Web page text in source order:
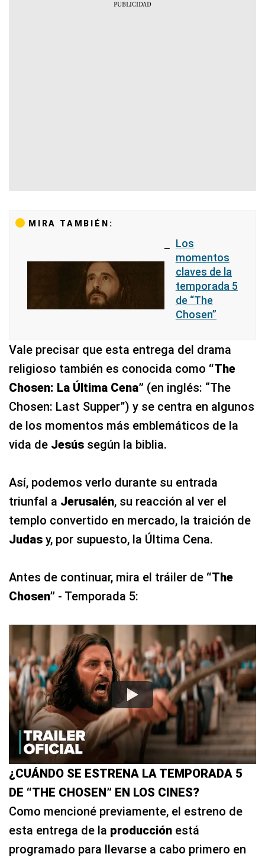
MIRA TAMBIÉN:
Los
momentos
claves de la
temporada 5
de “The
Chosen”
Vale precisar que esta entrega del drama
religioso también es conocida como “The
Chosen: La Última Cena” (en inglés: “The
Chosen: Last Supper”) y se centra en algunos
de los momentos más emblemáticos de la
vida de Jesús según la biblia.
Así, podemos verlo durante su entrada
triunfal a Jerusalén, su reacción al ver el
templo convertido en mercado, la traición de
Judas y, por supuesto, la Última Cena.
Antes de continuar, mira el tráiler de “The
Chosen” - Temporada 5:
¿CUÁNDO SE ESTRENA LA TEMPORADA 5
DE “THE CHOSEN” EN LOS CINES?
Como mencioné previamente, el estreno de
esta entrega de la producción está
programado para llevarse a cabo primero en